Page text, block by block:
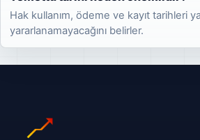
Hak kullanım, ödeme ve kayıt tarihleri
yararlanamayacağını belirler.